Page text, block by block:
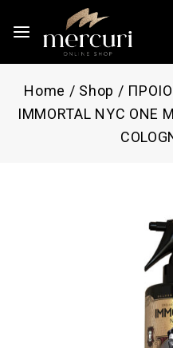
Home / Shop /
IMMORTAL NYC ONE